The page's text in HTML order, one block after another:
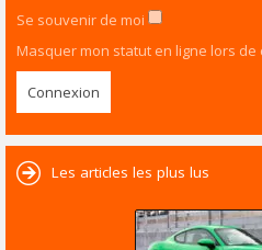
Se souvenir de moi
Masquer mon statut en ligne lors de
Les articles les plus lus